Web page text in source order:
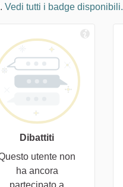
Vedi tutti i badge disponibili.
Dibattiti
utente non
ha ancora